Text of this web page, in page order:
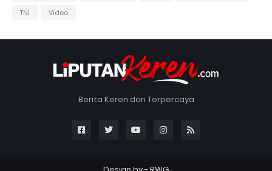
TNI
Video
Berita Keren dan Terpercaya